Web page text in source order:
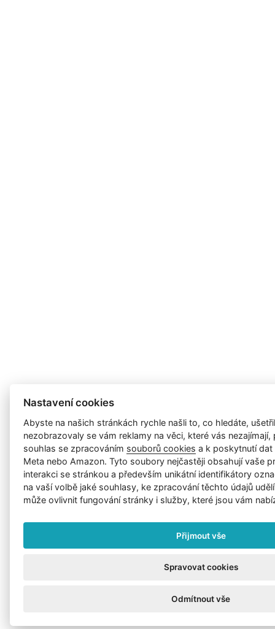
Nastavení cookies
Abyste na našich stránkách rychle našli to, co hledáte,
nezobrazovaly se vám reklamy na věci, které vás
souhlas se zpracováním souborů cookies a k poskytnutí
Meta nebo Amazon. Tyto soubory nejčastěji obsahují vaše
interakci se stránkou a především unikátní identifikátory
na vaší volbě jaké souhlasy, ke zpracování těchto údajů
může ovlivnit fungování stránky i služby, které jsou vám
Přijmout vše
Spravovat cookies
Odmítnout vše